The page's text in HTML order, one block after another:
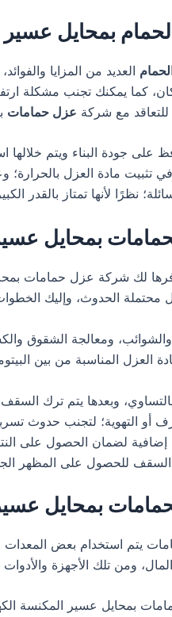
بمحايل عسير
العديد من المزايا
كما يمكنك تجنب مشكلة
للتعاقد مع شركة عزل حمامات
على جودة البناء ويتم خلالها
في تثبيت مادة العزل
نظرًا لأنها تمتاز بالقدر
بمحايل
لك شركة عزل حمامات
محتملة الحدوث، وإليك
والشوائب، ومعالجة الشقوق
العزل المناسبة من بين
وبعدها يتم ترك
أو التهوية؛ لتجنب حدوث
لضمان الحصول على
للحصول على المظهر
بمحايل
يتم استخدام بعض المعدات
ومن تلك الأجهزة والأدوات
بمحايل عسير المكنسة